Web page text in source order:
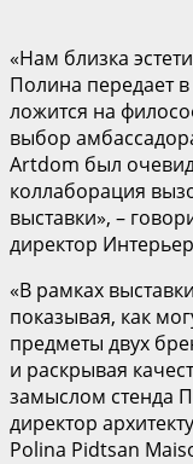
«Нам близка
Полина передает
ложится на
выбор
Artdom был
коллаборация
выставки», –
директор
«В рамках
показывая, как
предметы двух
и раскрывая
замыслом стенда
директор
Polina Pidtsan